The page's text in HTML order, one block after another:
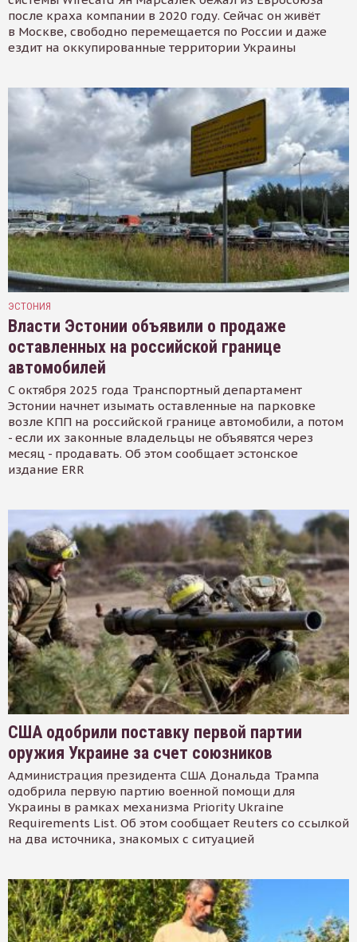
после краха компании в 2020 году. Сейчас он живёт
в Москве, свободно перемещается по России и даже
ездит на оккупированные территории Украины
ЭСТОНИЯ
Власти Эстонии объявили о продаже
оставленных на российской границе
автомобилей
С октября 2025 года Транспортный департамент
Эстонии начнет изымать оставленные на парковке
возле КПП на российской границе автомобили, а потом
- если их законные владельцы не объявятся через
месяц - продавать. Об этом сообщает эстонское
издание ERR
США одобрили поставку первой партии
оружия Украине за счет союзников
Администрация президента США Дональда Трампа
одобрила первую партию военной помощи для
Украины в рамках механизма Priority Ukraine
Requirements List. Об этом сообщает Reuters со ссылкой
на два источника, знакомых с ситуацией